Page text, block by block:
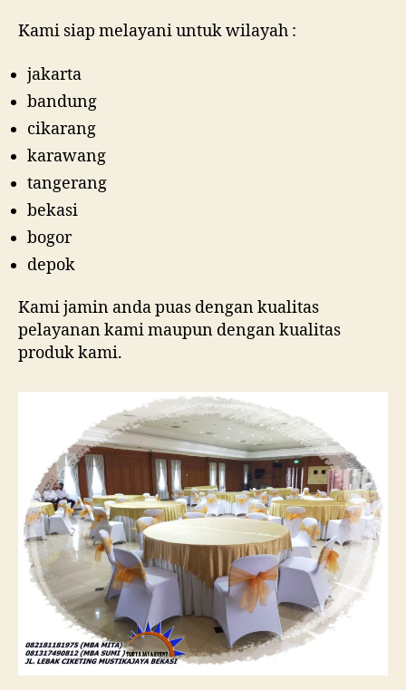
Kami siap melayani untuk wilayah :
jakarta
bandung
cikarang
karawang
tangerang
bekasi
bogor
depok
Kami jamin anda puas dengan kualitas
pelayanan kami maupun dengan kualitas
produk kami.